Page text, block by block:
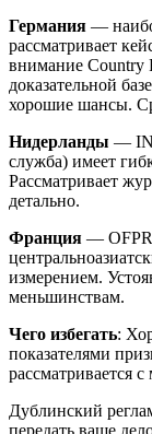
Германия —
рассматривает
внимание Country
доказательной
хорошие шансы.
Нидерланды —
служба) имеет
Рассматривает
детально.
Франция —
измерением.
меньшинствам.
Чего избегать:
показателями
рассматривается
Дублинский